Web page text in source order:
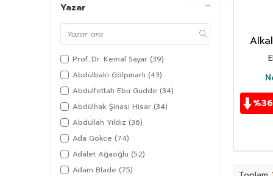
Yazar
Prof. Dr. Kemal Sayar (39)
Abdülbaki Gölpınarlı (43)
Abdulfettah Ebu Gudde (34)
Abdülhak Şinasi Hisar (34)
Abdullah Yıldız (36)
Ada Gökce (74)
Adalet Ağaoğlu (52)
Adam Blade (75)
%36